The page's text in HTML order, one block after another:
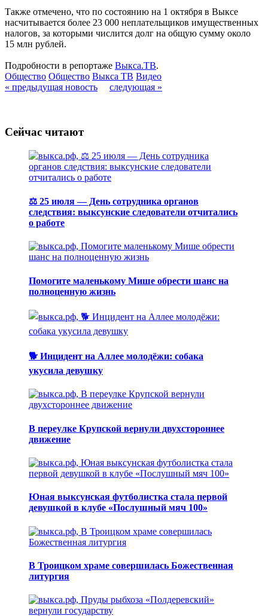
Также отмечено, что по состоянию на 1 октября в Выксе
насчитывается более 23 000 неплательщиков имущественных
налогов, за которыми числится долг на общую сумму около
15 млн рублей.
Подробности в репортаже Выкса.ТВ.
Общество Общество Выкса ТВ Видео
« предыдущая новость
следующая »
Сейчас читают
⚖️ 25 июля — День сотрудника органов
следствия: выксунские следователи отчитались
о работе
Помогите маленькому Мише обрести шанс на
полноценную жизнь
🐕 Инцидент на Аллее молодёжи: собака
укусила девушку
В переулке Крупской вернули двухстороннее
движение
Юная выксунская футболистка стала первой
девушкой в клубе «Послушный мяч 100»
В Троицком храме совершилась Божественная
литургия